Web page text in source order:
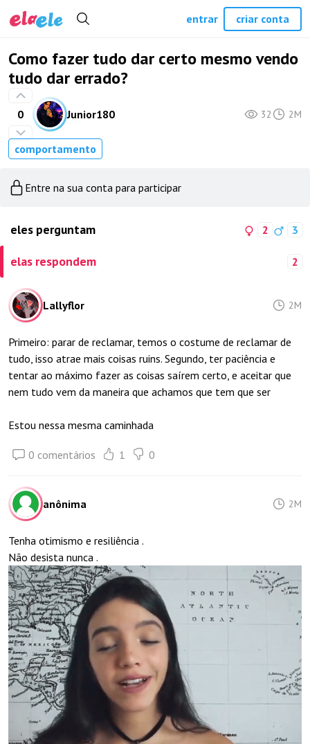
Como fazer tudo dar certo mesmo vendo
tudo dar errado?
0 Junior180 32 2M
comportamento
Entre na sua conta para participar
eles perguntam 2 3
elas respondem 2
Lallyflor 2M
Primeiro: parar de reclamar, temos o costume de reclamar de
tudo, isso atrae mais coisas ruins. Segundo, ter paciência e
tentar ao máximo fazer as coisas saírem certo, e aceitar que
nem tudo vem da maneira que achamos que tem que ser
Estou nessa mesma caminhada
0 comentários 1 0
anônima 2M
Tenha otimismo e resiliência .
Não desista nunca .
entrar criar conta